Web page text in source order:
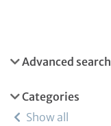
Advanced search
Categories
Show all